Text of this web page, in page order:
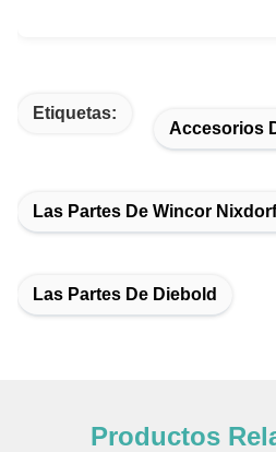
Etiquetas:
Accesorios
Las Partes De Wincor Nixdorf
Las Partes De Diebold
Productos